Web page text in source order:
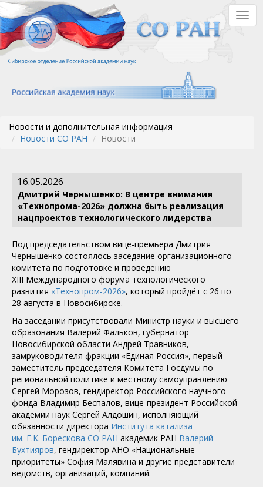
Перейти
к
основному
содержанию
Новости и дополнительная информация
Новости СО РАН
Новости
16.05.2026
Дмитрий Чернышенко: В центре внимания
«Технопрома-2026» должна быть реализация
нацпроектов технологического лидерства
Под председательством вице-премьера Дмитрия
Чернышенко состоялось заседание организационного
комитета по подготовке и проведению
XIII Международного форума технологического
развития «Технопром-2026», который пройдёт с 26 по
28 августа в Новосибирске.
На заседании присутствовали Министр науки и высшего
образования Валерий Фальков, губернатор
Новосибирской области Андрей Травников,
замруководителя фракции «Единая Россия», первый
заместитель председателя Комитета Госдумы по
региональной политике и местному самоуправлению
Сергей Морозов, гендиректор Российского научного
фонда Владимир Беспалов, вице-президент Российской
академии наук Сергей Алдошин, исполняющий
обязанности директора Института катализа
им. Г.К. Борескова СО РАН академик РАН Валерий
Бухтияров, гендиректор АНО «Национальные
приоритеты» София Малявина и другие представители
ведомств, организаций, компаний.